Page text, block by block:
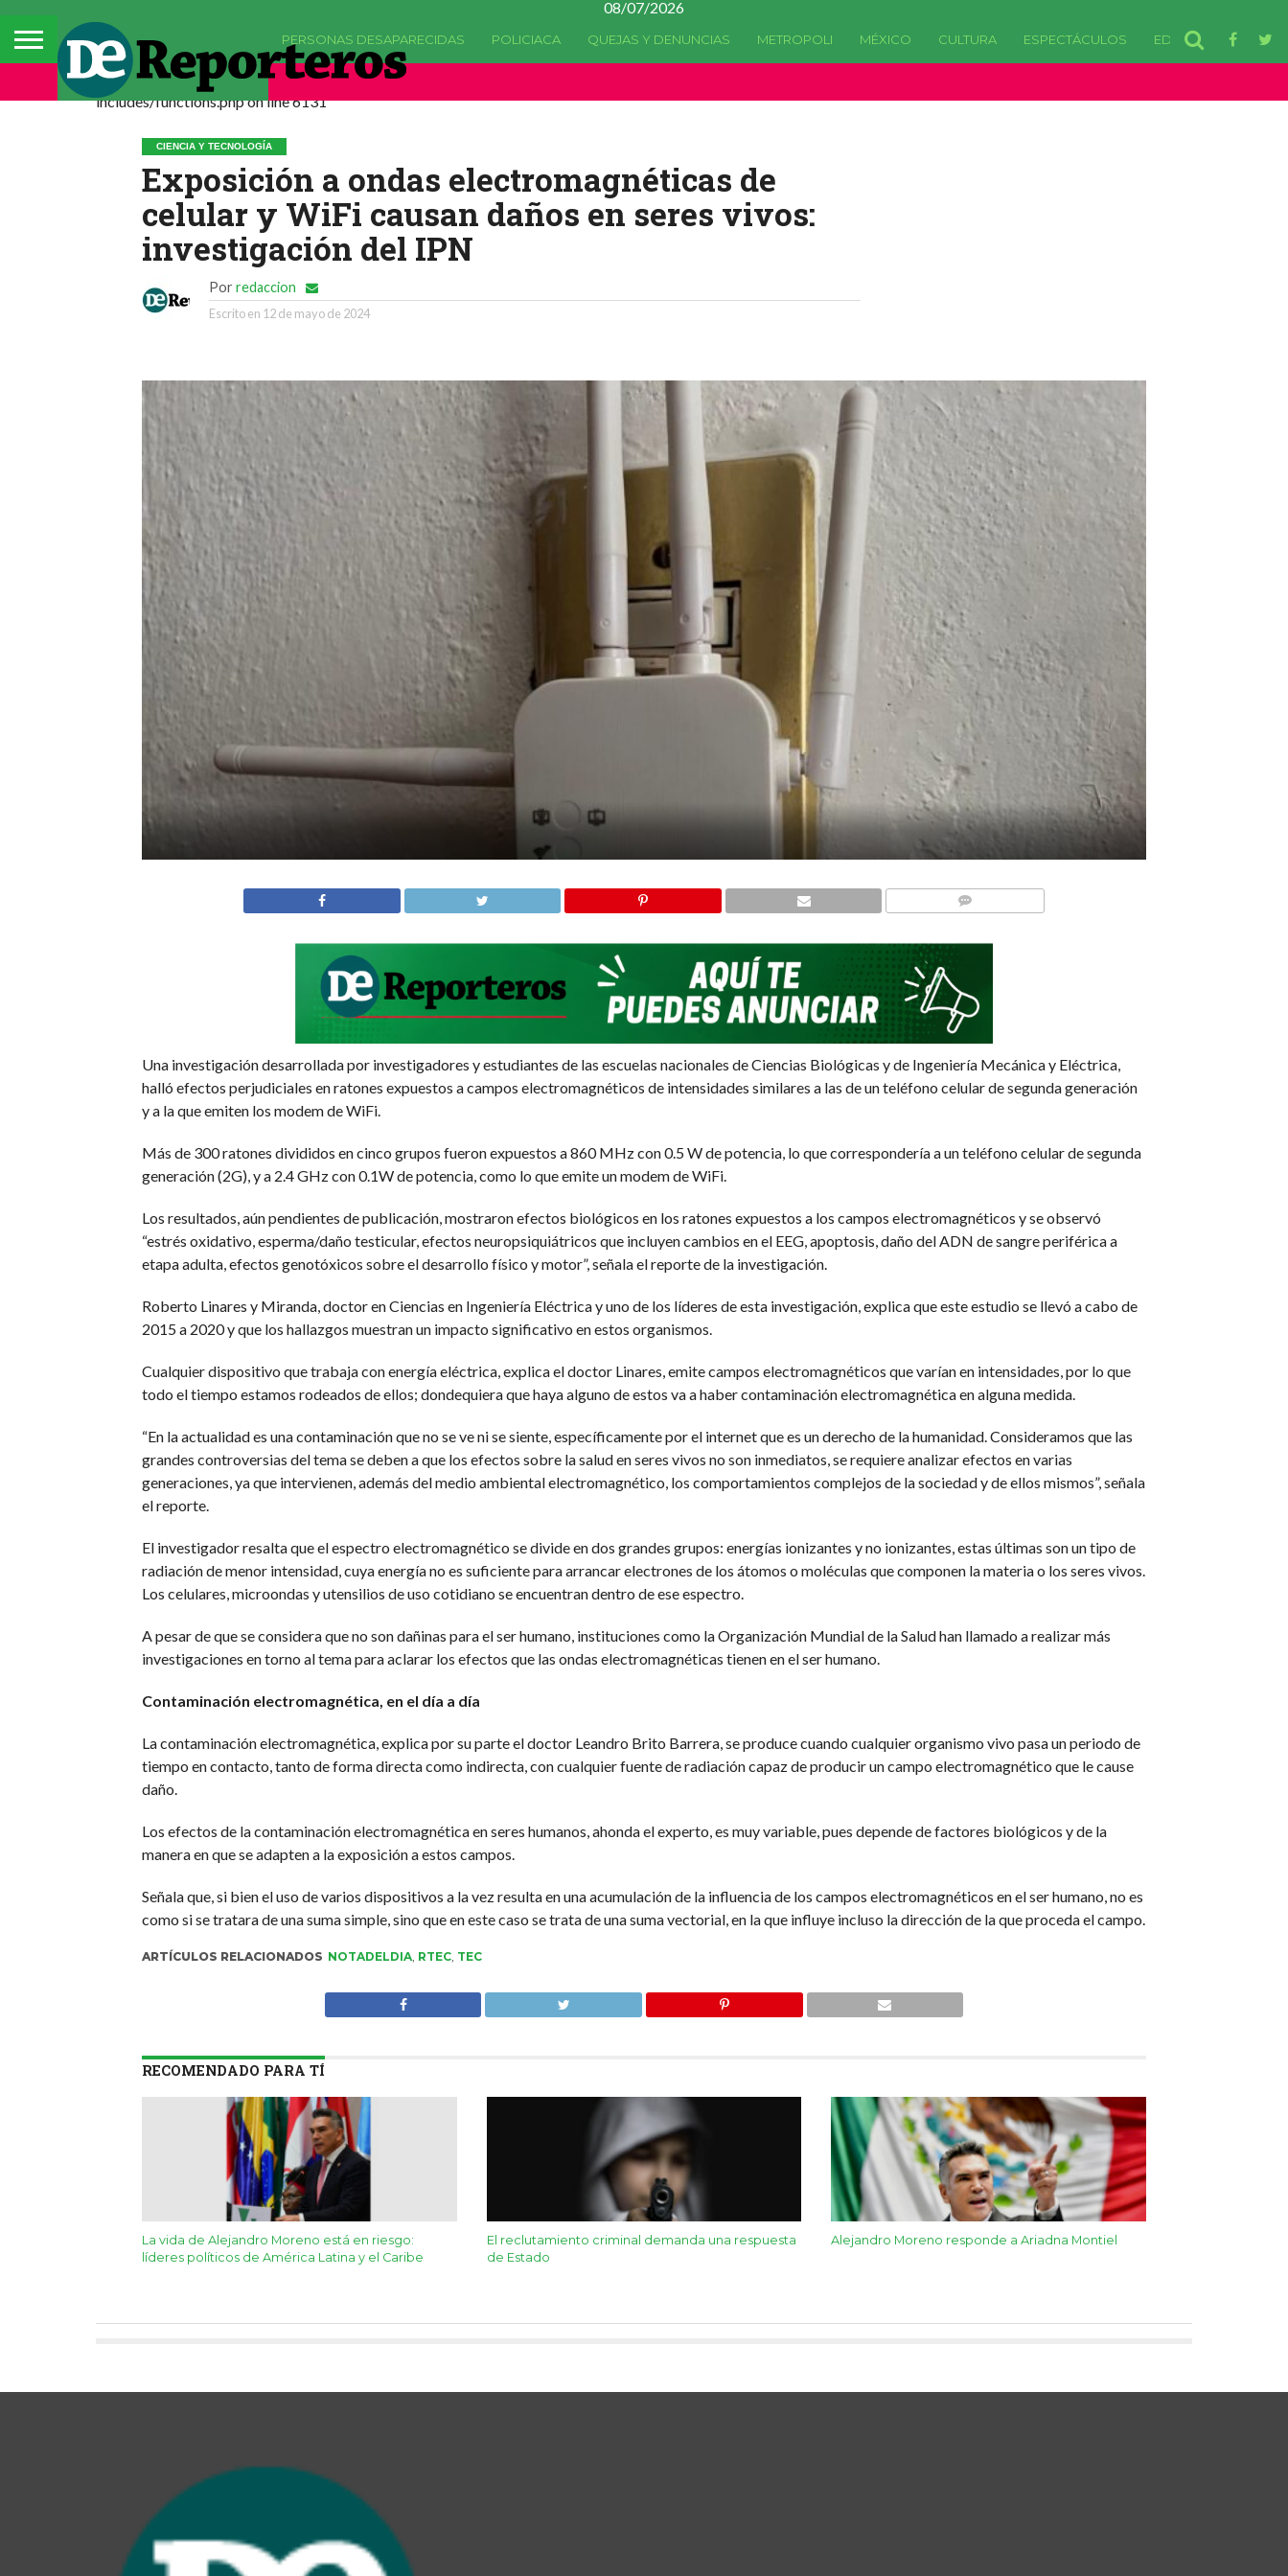
08/07/2026
PERSONAS DESAPARECIDAS POLICIACA QUEJAS Y DENUNCIAS METROPOLI MÉXICO CULTURA ESPECTÁCULOS EDOMEX
Deprecated: La función comments_popup_script ha quedado
includes/functions.php on line 6131
CIENCIA Y TECNOLOGÍA
Exposición a ondas electromagnéticas de
celular y WiFi causan daños en seres vivos:
investigación del IPN
Por redaccion
Escrito en 12 de mayo de 2024
Una investigación desarrollada por investigadores y estudiantes de las escuelas nacionales de Ciencias Biológicas y de Ingeniería Mecánica y Eléctrica,
halló efectos perjudiciales en ratones expuestos a campos electromagnéticos de intensidades similares a las de un teléfono celular de segunda generación
y a la que emiten los modem de WiFi.
Más de 300 ratones divididos en cinco grupos fueron expuestos a 860 MHz con 0.5 W de potencia, lo que correspondería a un teléfono celular de segunda
generación (2G), y a 2.4 GHz con 0.1W de potencia, como lo que emite un modem de WiFi.
Los resultados, aún pendientes de publicación, mostraron efectos biológicos en los ratones expuestos a los campos electromagnéticos y se observó
“estrés oxidativo, esperma/daño testicular, efectos neuropsiquiátricos que incluyen cambios en el EEG, apoptosis, daño del ADN de sangre periférica a
etapa adulta, efectos genotóxicos sobre el desarrollo físico y motor”, señala el reporte de la investigación.
Roberto Linares y Miranda, doctor en Ciencias en Ingeniería Eléctrica y uno de los líderes de esta investigación, explica que este estudio se llevó a cabo de
2015 a 2020 y que los hallazgos muestran un impacto significativo en estos organismos.
Cualquier dispositivo que trabaja con energía eléctrica, explica el doctor Linares, emite campos electromagnéticos que varían en intensidades, por lo que
todo el tiempo estamos rodeados de ellos; dondequiera que haya alguno de estos va a haber contaminación electromagnética en alguna medida.
“En la actualidad es una contaminación que no se ve ni se siente, específicamente por el internet que es un derecho de la humanidad. Consideramos que las
grandes controversias del tema se deben a que los efectos sobre la salud en seres vivos no son inmediatos, se requiere analizar efectos en varias
generaciones, ya que intervienen, además del medio ambiental electromagnético, los comportamientos complejos de la sociedad y de ellos mismos”, señala
el reporte.
El investigador resalta que el espectro electromagnético se divide en dos grandes grupos: energías ionizantes y no ionizantes, estas últimas son un tipo de
radiación de menor intensidad, cuya energía no es suficiente para arrancar electrones de los átomos o moléculas que componen la materia o los seres vivos.
Los celulares, microondas y utensilios de uso cotidiano se encuentran dentro de ese espectro.
A pesar de que se considera que no son dañinas para el ser humano, instituciones como la Organización Mundial de la Salud han llamado a realizar más
investigaciones en torno al tema para aclarar los efectos que las ondas electromagnéticas tienen en el ser humano.
Contaminación electromagnética, en el día a día
La contaminación electromagnética, explica por su parte el doctor Leandro Brito Barrera, se produce cuando cualquier organismo vivo pasa un periodo de
tiempo en contacto, tanto de forma directa como indirecta, con cualquier fuente de radiación capaz de producir un campo electromagnético que le cause
daño.
Los efectos de la contaminación electromagnética en seres humanos, ahonda el experto, es muy variable, pues depende de factores biológicos y de la
manera en que se adapten a la exposición a estos campos.
Señala que, si bien el uso de varios dispositivos a la vez resulta en una acumulación de la influencia de los campos electromagnéticos en el ser humano, no es
como si se tratara de una suma simple, sino que en este caso se trata de una suma vectorial, en la que influye incluso la dirección de la que proceda el campo.
ARTÍCULOS RELACIONADOS NOTADELDIA, RTEC, TEC
RECOMENDADO PARA TÍ
La vida de Alejandro Moreno está en riesgo:
líderes políticos de América Latina y el Caribe
El reclutamiento criminal demanda una respuesta
de Estado
Alejandro Moreno responde a Ariadna Montiel